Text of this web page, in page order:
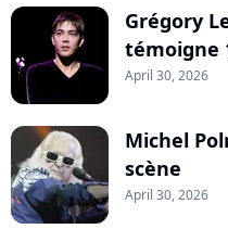
Grégory
témoigne
April 30, 2026
Michel
scène
April 30, 2026